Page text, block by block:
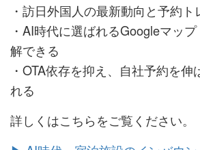
・訪日外国人の最新動向と予約
・AI時代に選ばれるGoogleマッ
解できる
・OTA依存を抑え、自社予約を伸
れる
詳しくはこちらをご覧ください。